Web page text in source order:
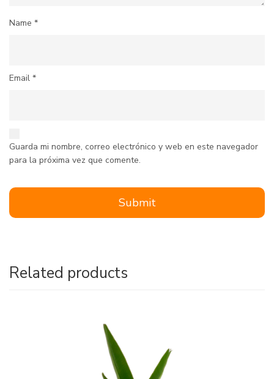
Name *
Email *
Guarda mi nombre, correo electrónico y web en este navegador
para la próxima vez que comente.
Related products